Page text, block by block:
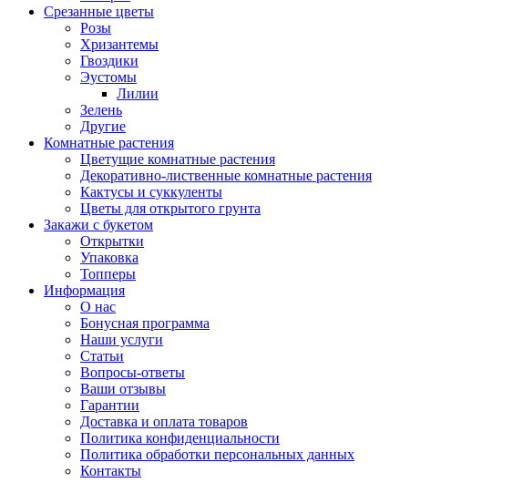
Срезанные цветы
Розы
Хризантемы
Гвоздики
Эустомы
Лилии
Зелень
Другие
Комнатные растения
Цветущие комнатные растения
Декоративно-лиственные комнатные растения
Кактусы и суккуленты
Цветы для открытого грунта
Закажи с букетом
Открытки
Упаковка
Топперы
Информация
О нас
Бонусная программа
Наши услуги
Статьи
Вопросы-ответы
Ваши отзывы
Гарантии
Доставка и оплата товаров
Политика конфиденциальности
Политика обработки персональных данных
Контакты